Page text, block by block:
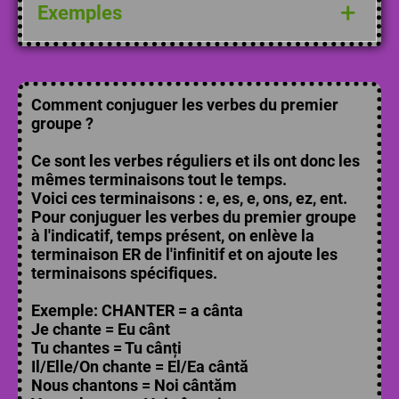
Il s'agit de tous les verbes en -ER
(sauf le verbe ALLER qui est un
verbe du 3e groupe).
Exemples +
les plus utilisés.
1. aimer
2. appeler
3. arriver
4. chercher
5. commencer
6. demander
7. écouter
8. jouer
10. manger
Comment conjuguer les verbes du premier
groupe ?
Ce sont les verbes réguliers et ils ont donc les
mêmes terminaisons tout le temps.
Voici ces terminaisons : e, es, e, ons, ez, ent.
Pour conjuguer les verbes du premier groupe
à l'indicatif, temps présent, on enlève la
terminaison ER de l'infinitif et on ajoute les
terminaisons spécifiques.
Exemple: CHANTER = a cânta
Je chante = Eu cânt
Tu chantes = Tu cânți
Il/Elle/On chante = El/Ea cântă
Nous chantons = Noi cântăm